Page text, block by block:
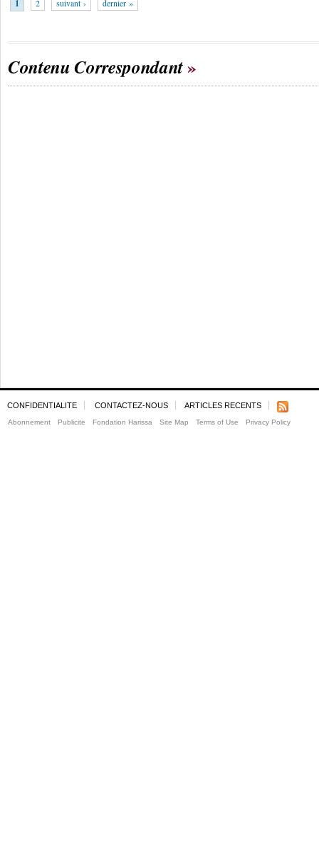
1 2 suivant › dernier »
Contenu Correspondant
CONFIDENTIALITE CONTACTEZ-NOUS ARTICLES RECENTS
Abonnement Publicite Fondation Harissa Site Map Terms of Use Privacy Policy